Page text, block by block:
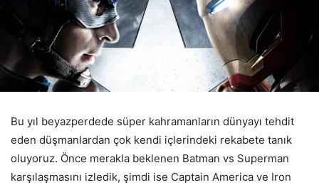
Bu yıl beyazperdede süper kahramanların dünyayı tehdit
eden düşmanlardan çok kendi içlerindeki rekabete tanık
oluyoruz. Önce merakla beklenen Batman vs Superman
karşılaşmasını izledik, şimdi ise Captain America ve Iron